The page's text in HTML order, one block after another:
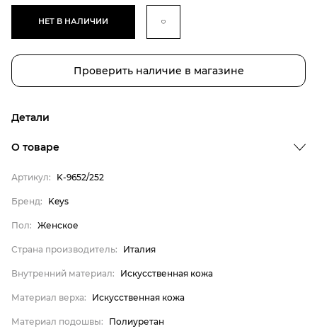
НЕТ В НАЛИЧИИ
Проверить наличие в магазине
Детали
Внутренний материал
Материал верха
Материал подошвы
Материал стельки
О товаре
Артикул: K-9652/252
Бренд: Keys
Пол: Женское
Страна производитель: Италия
Внутренний материал: Искусственная кожа
Материал верха: Искусственная кожа
Материал подошвы: Полиуретан